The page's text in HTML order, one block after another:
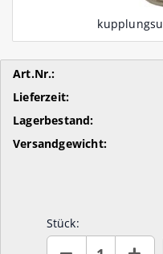
Art.Nr.:
Lieferzeit:
Lagerbestand:
Versandgewicht:
Stück:
Stück